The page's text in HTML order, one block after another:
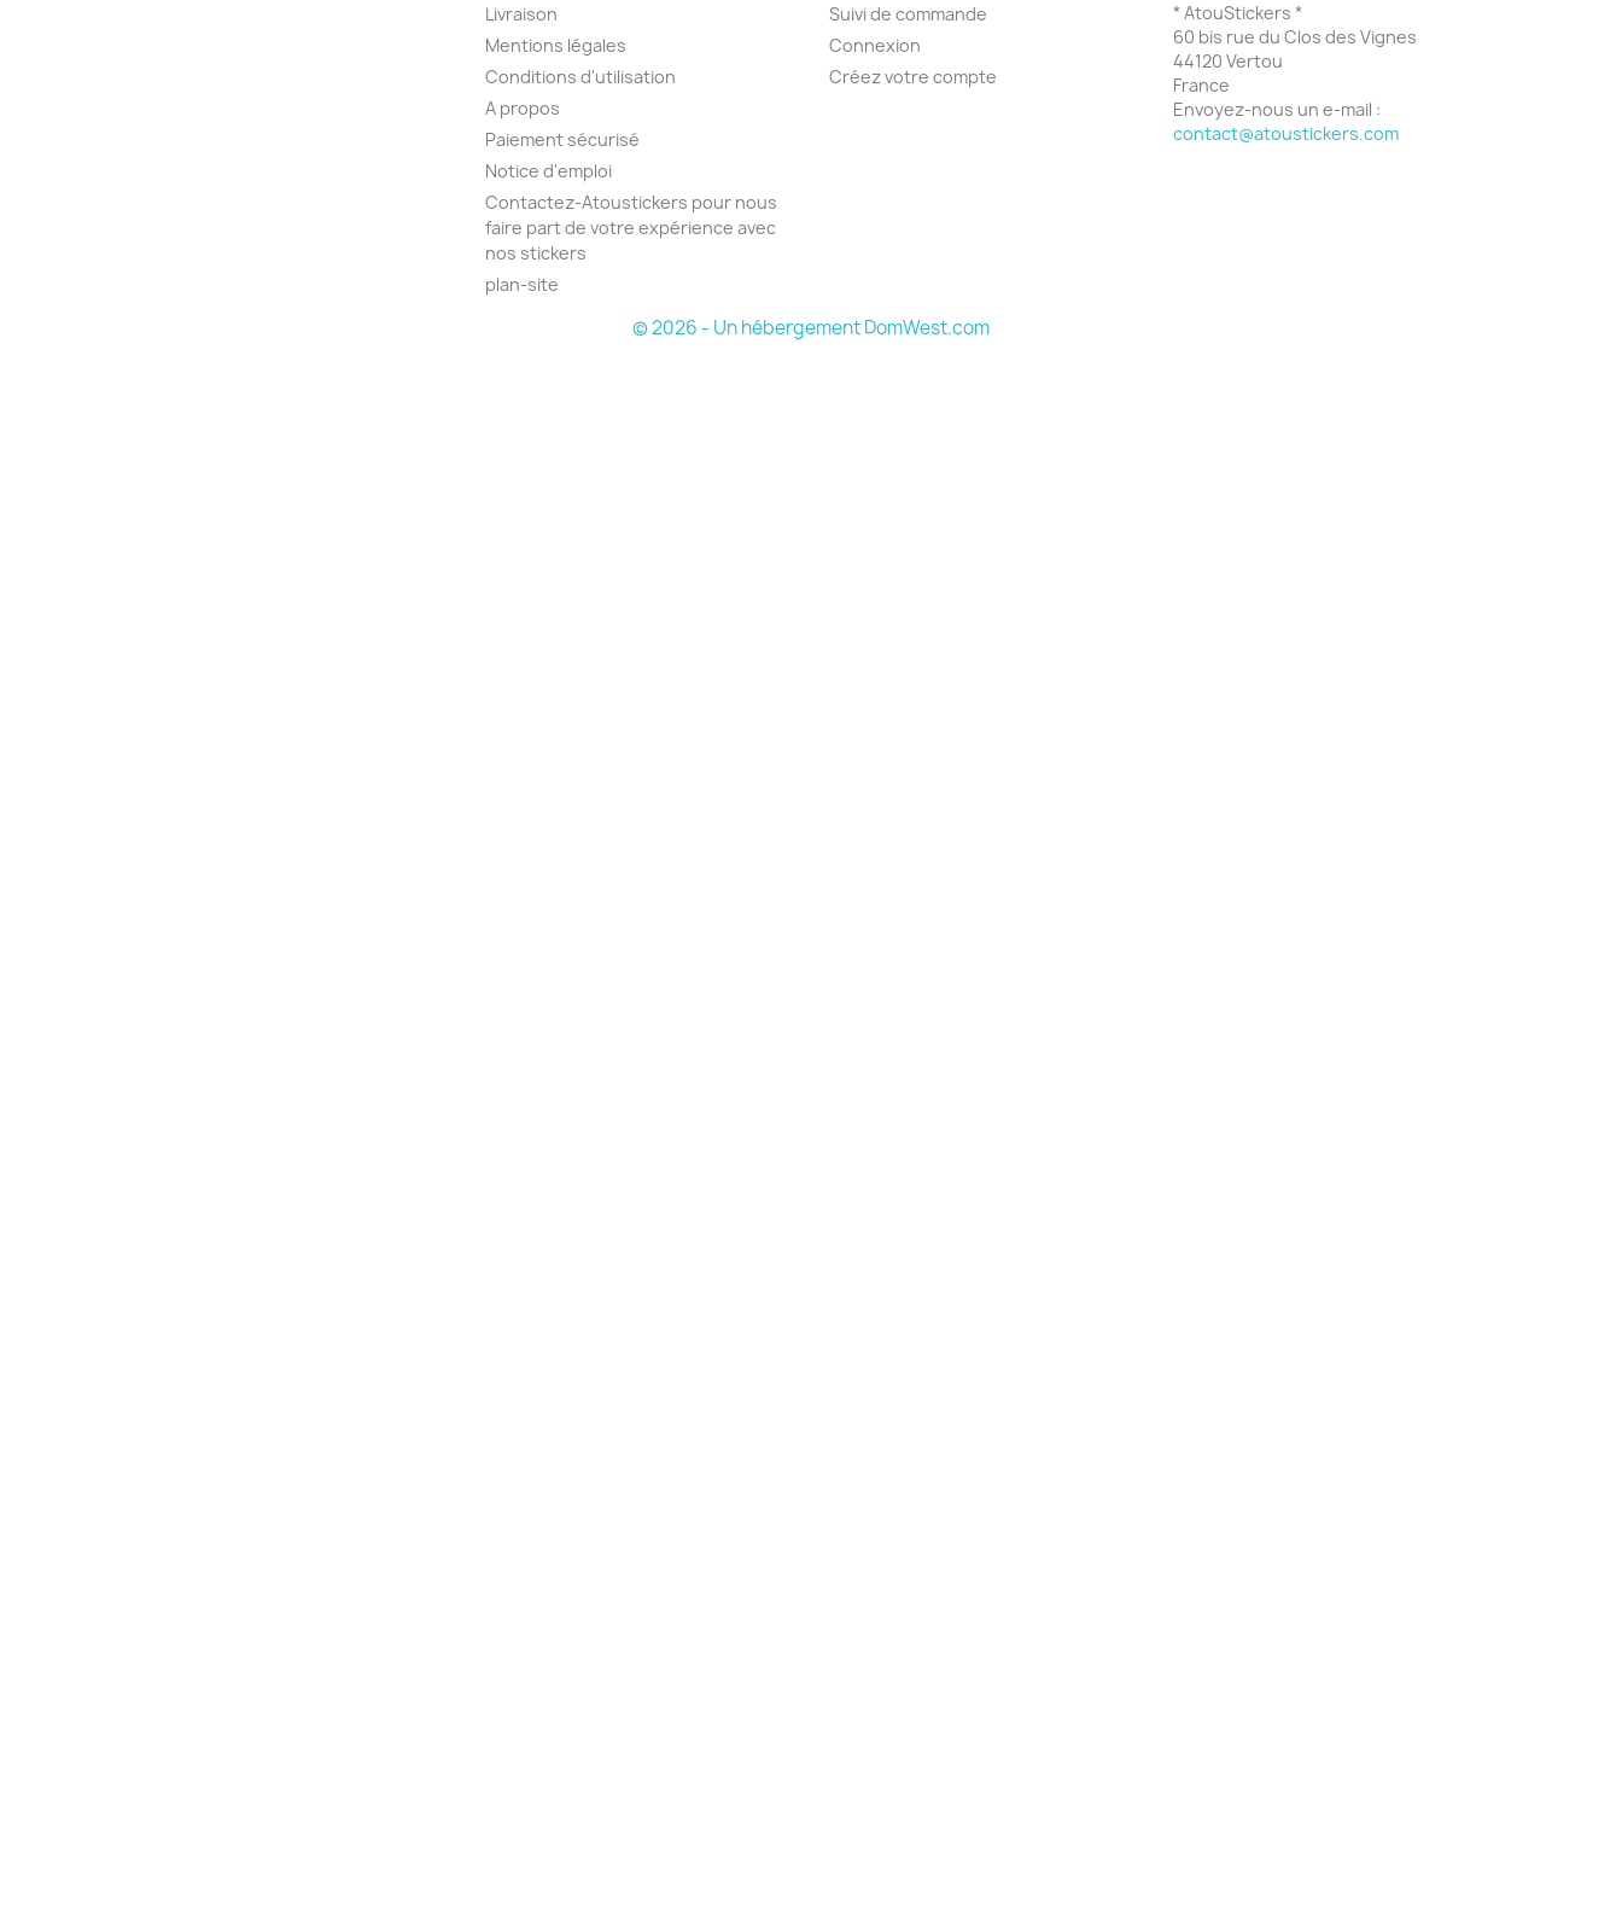
Livraison
Mentions légales
Conditions d'utilisation
A propos
Paiement sécurisé
Notice d'emploi
Contactez-Atoustickers pour nous
faire part de votre expérience avec
nos stickers
plan-site
Suivi de commande
Connexion
Créez votre compte
* AtouStickers *
60 bis rue du Clos des Vignes
44120 Vertou
France
Envoyez-nous un e-mail :
contact@atoustickers.com
© 2026 - Un hébergement DomWest.com